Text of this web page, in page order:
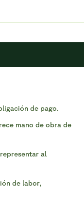
de pago.
mano de obra de
al
de labor,